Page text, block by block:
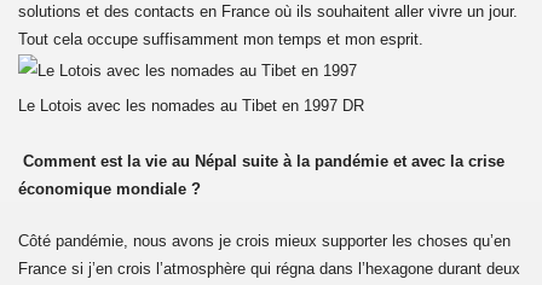
solutions et des contacts en France où ils souhaitent aller vivre un jour.
Tout cela occupe suffisamment mon temps et mon esprit.
Le Lotois avec les nomades au Tibet en 1997 DR
Comment est la vie au Népal suite à la pandémie et avec la crise
économique mondiale ?
Côté pandémie, nous avons je crois mieux supporter les choses qu’en
France si j’en crois l’atmosphère qui régna dans l’hexagone durant deux
du camp7
Sykiong Penpa Tsering à Paris au bureau de la "maison